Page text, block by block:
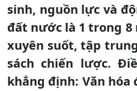
sinh, nguồn lực và
đất nước là 1 trong
xuyên suốt, tập
sách chiến lược.
khẳng định: Văn